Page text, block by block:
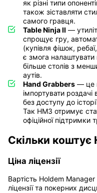
як різні типи
також зіставляти
самого гравця.
Table Ninja II —
спрощує гру,
(купівля фішок,
є змога налаштувати
більше столів з
аутів.
Hand Grabbers — це
імпортувати
без доступу до
Так HM3 отримує
офіційної підтримки
Скільки коштує
Ціна ліцензії
Вартість Holdem
ліцензії та покерних